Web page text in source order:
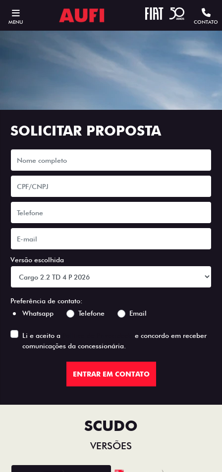
MENU CONTATO
SOLICITAR PROPOSTA
Versão escolhida
Preferência de contato:
Whatsapp
Telefone Email
Li e aceito a
e concordo em receber
comunicações da concessionária.
ENTRAR EM CONTATO
SCUDO
VERSÕES